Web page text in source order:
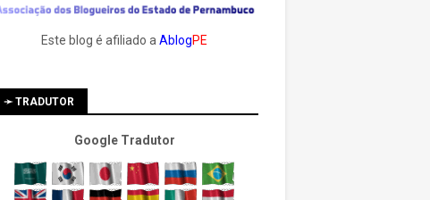
Este blog é afiliado a AblogPE
➛ TRADUTOR
Google Tradutor